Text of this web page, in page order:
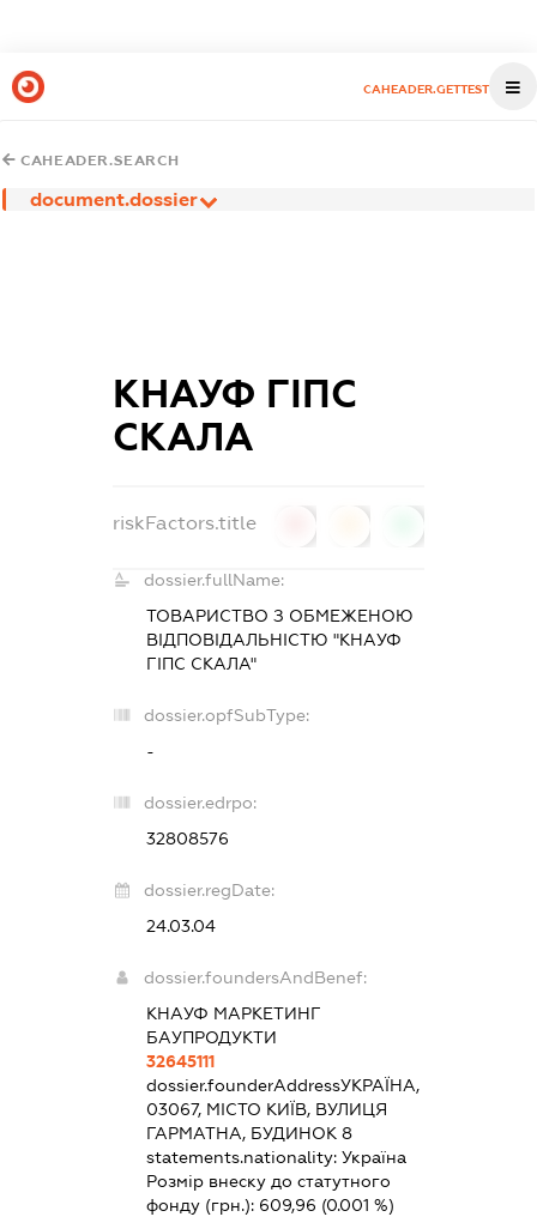
CAHEADER.GETTEST
CAHEADER.SEARCH
document.dossier
КНАУФ ГІПС
СКАЛА
riskFactors.title
dossier.fullName:
ТОВАРИСТВО З ОБМЕЖЕНОЮ
ВІДПОВІДАЛЬНІСТЮ "КНАУФ
ГІПС СКАЛА"
dossier.opfSubType:
-
dossier.edrpo:
32808576
dossier.regDate:
24.03.04
dossier.foundersAndBenef:
КНАУФ МАРКЕТИНГ
БАУПРОДУКТИ
32645111
dossier.founderAddressУКРАЇНА,
03067, МІСТО КИЇВ, ВУЛИЦЯ
ГАРМАТНА, БУДИНОК 8
statements.nationality: Україна
Розмір внеску до статутного
фонду (грн.): 609,96 (0.001 %)